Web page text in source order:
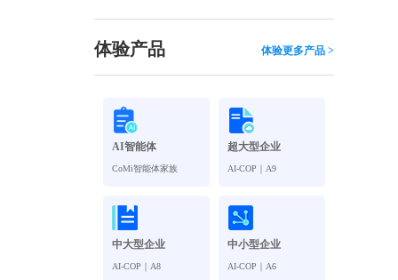
管理
穿透式智能合同
企业人力穿透合规管控
体验产品 体验更多产品 >
AI智能体
CoMi智能体家族
超大型企业
AI-COP｜A9
中大型企业
AI-COP｜A8
中小型企业
AI-COP｜A6